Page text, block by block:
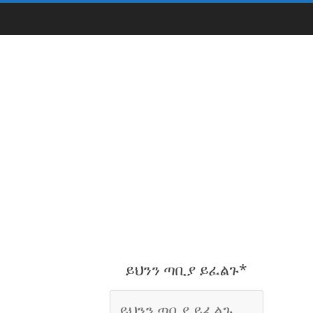
ይህንን ጣቢያ ይፈልጉ*